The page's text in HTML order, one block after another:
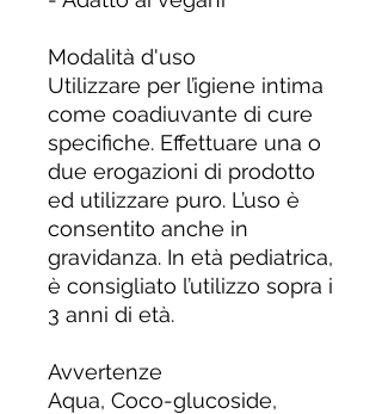
Modalità d'uso
Utilizzare per l’igiene intima
come coadiuvante di cure
specifiche. Effettuare una o
due erogazioni di prodotto
ed utilizzare puro. L’uso è
consentito anche in
gravidanza. In età pediatrica,
è consigliato l’utilizzo sopra i
3 anni di età.
Avvertenze
Aqua, Coco-glucoside,